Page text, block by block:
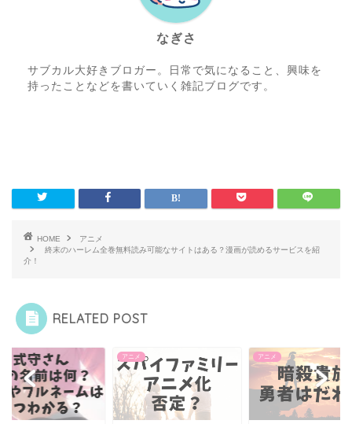
なぎさ
サブカル大好きブロガー。日常で気になること、興味を
持ったことなどを書いていく雑記ブログです。
HOME
アニメ
終末のハーレム全巻無料読み可能なサイトはある？漫画が読めるサービスを紹
介！
RELATED POST
アニメ アニメ